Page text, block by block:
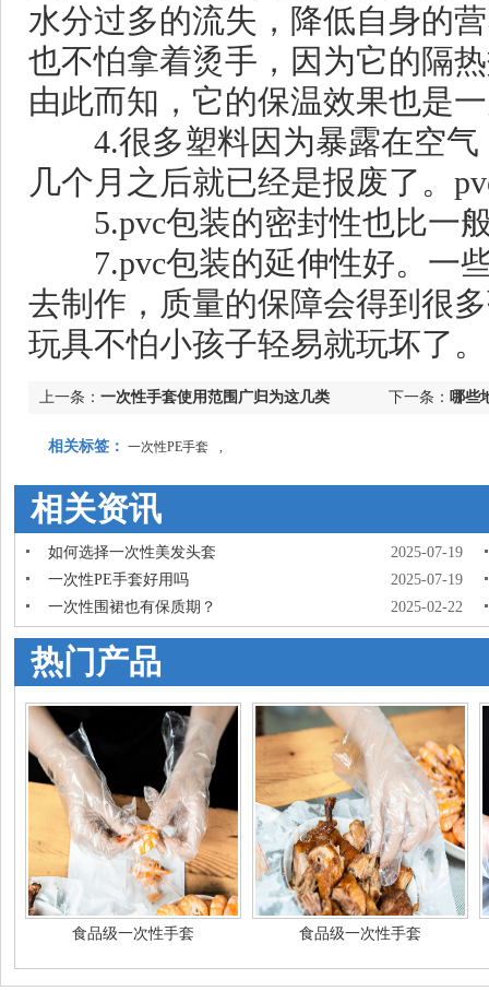
水分过多的流失，降低自身的
也不怕拿着烫手，因为它的隔
由此而知，它的保温效果也是
4.很多塑料因为暴露在空气
几个月之后就已经是报废了。
5.pvc包装的密封性也比一
7.pvc包装的延伸性好。一
去制作，质量的保障会得到很
玩具不怕小孩子轻易就玩坏了。
上一条： 一次性手套使用范围广归为这几类 下一条： 哪些
相关标签： 一次性PE手套 ,
相关资讯
2025-07-19
如何选择一次性美发头套
2025-07-19
一次性PE手套好用吗
2025-02-22
一次性围裙也有保质期？
热门产品
食品级一次性手套 食品级一次性手套